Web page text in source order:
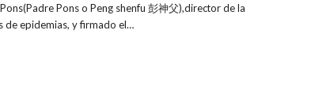
Pons o Peng shenfu 彭神父),director de la
de epidemias, y firmado el…